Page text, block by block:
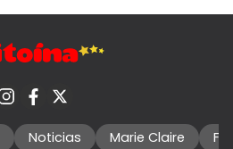
Noticias Marie Claire